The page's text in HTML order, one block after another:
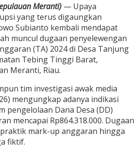
Meranti) — Upaya
yang terus digaungkan
Subianto kembali mendapat
muncul dugaan penyelewengan
(TA) 2024 di Desa Tanjung
Tebing Tinggi Barat,
Meranti, Riau.
tim investigasi awak media
mengungkap adanya indikasi
pengelolaan Dana Desa (DD)
mencapai Rp864.318.000. Dugaan
mark-up anggaran hingga
fiktif.